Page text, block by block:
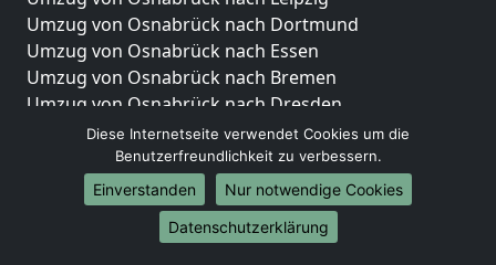
Umzug von Osnabrück nach Dortmund
Umzug von Osnabrück nach Essen
Umzug von Osnabrück nach Bremen
Umzug von Osnabrück nach Dresden
Umzug von Osnabrück nach Hannover
Umzug von Osnabrück nach Nürnberg
Umzug von Osnabrück nach Duisburg
Umzug von Osnabrück nach Bochum
Umzug von Osnabrück nach Wuppertal
Diese Internetseite verwendet Cookies um die
Benutzerfreundlichkeit zu verbessern.
Einverstanden
Nur notwendige Cookies
Datenschutzerklärung